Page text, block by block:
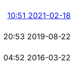
2021-02-18 10:51
2019-08-22 20:53
2016-03-22 04:52